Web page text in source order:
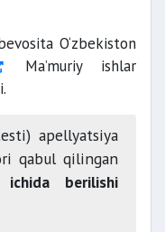
O‘zbekiston
Ma’muriy ishlar
apellyatsiya
qabul qilingan
berilishi